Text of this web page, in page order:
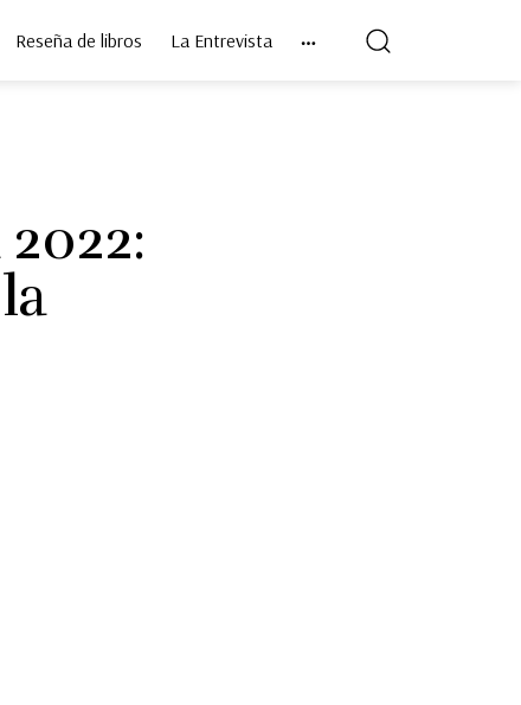
Reseña de libros La Entrevista